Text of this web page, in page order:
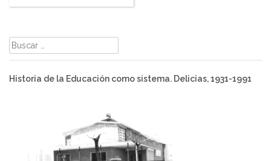
Buscar:
Historia de la Educación como sistema. Delicias, 1931-1991